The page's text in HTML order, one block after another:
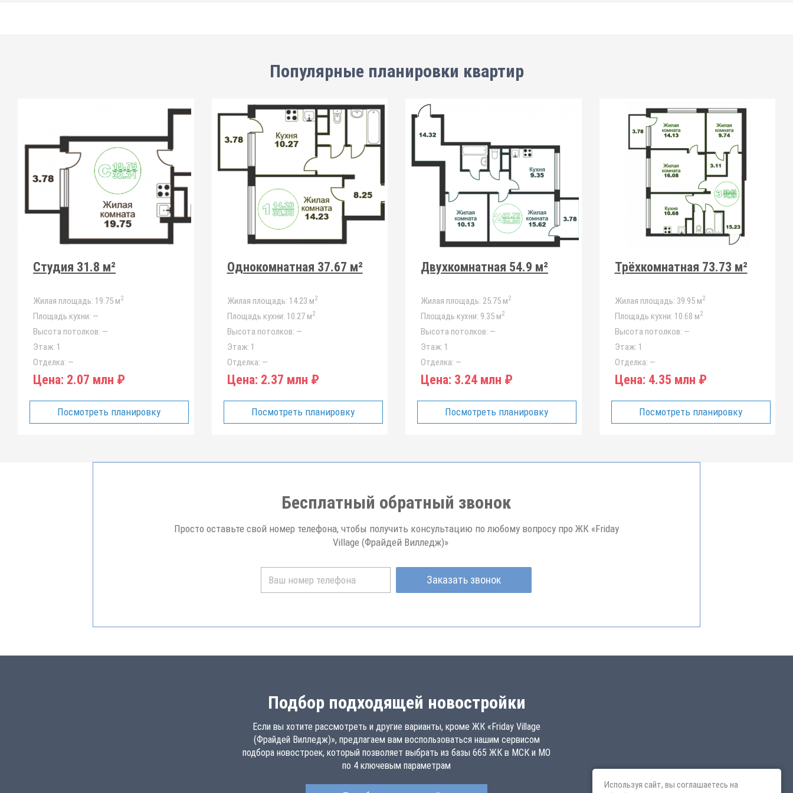
Популярные планировки квартир
Студия 31.8 м²
Жилая площадь: 19.75 м2
Площадь кухни: —
Высота потолков: —
Этаж: 1
Отделка: —
Цена: 2.07 млн ₽
Посмотреть планировку
Однокомнатная 37.67 м²
Жилая площадь: 14.23 м2
Площадь кухни: 10.27 м2
Высота потолков: —
Этаж: 1
Отделка: —
Цена: 2.37 млн ₽
Посмотреть планировку
Двухкомнатная 54.9 м²
Жилая площадь: 25.75 м2
Площадь кухни: 9.35 м2
Высота потолков: —
Этаж: 1
Отделка: —
Цена: 3.24 млн ₽
Посмотреть планировку
Трёхкомнатная 73.73 м²
Жилая площадь: 39.95 м2
Площадь кухни: 10.68 м2
Высота потолков: —
Этаж: 1
Отделка: —
Цена: 4.35 млн ₽
Посмотреть планировку
Бесплатный обратный звонок
Просто оставьте свой номер телефона, чтобы получить консультацию по любому вопросу про ЖК «Friday
Village (Фрайдей Вилледж)»
Заказать звонок
Подбор подходящей новостройки
Если вы хотите рассмотреть и другие варианты, кроме ЖК «Friday Village
(Фрайдей Вилледж)», предлагаем вам воспользоваться нашим сервисом
подбора новостроек, который позволяет выбрать из базы 665 ЖК в МСК и МО
по 4 ключевым параметрам
Используя сайт, вы соглашаетесь на